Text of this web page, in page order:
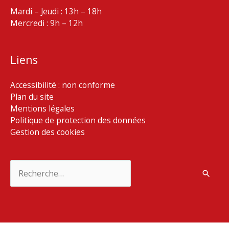
Mardi – Jeudi : 13h – 18h
Mercredi : 9h – 12h
Liens
Accessibilité : non conforme
Plan du site
Mentions légales
Politique de protection des données
Gestion des cookies